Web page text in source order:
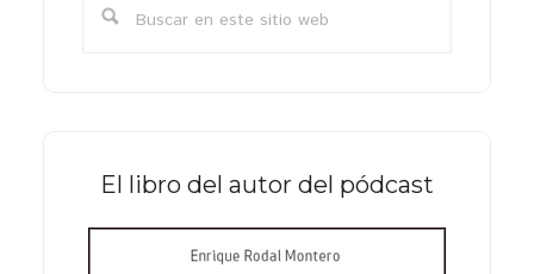
primaria
El libro del autor del pódcast